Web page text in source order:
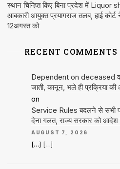
स्थान चिन्हित किए बिना प्रदेश में
आबकारी आयुक्त प्रयागराज तलब, हाई कोर्ट ने
12अगस्त को
RECENT COMMENTS
Dependent on deceased की
जाती, कानून, भले ही प्रक्रिया
on
Service Rules बदलने से सभी पद
देना गलत, राज्य सरकार को आदेश
AUGUST 7, 2026
[…] […]